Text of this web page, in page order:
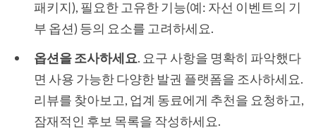
패키지), 필요한 고유한 기능(예: 자선 이벤트의 기
부 옵션) 등의 요소를 고려하세요.
옵션을 조사하세요. 요구 사항을 명확히 파악했다
면 사용 가능한 다양한 발권 플랫폼을 조사하세요.
리뷰를 찾아보고, 업계 동료에게 추천을 요청하고,
잠재적인 후보 목록을 작성하세요.